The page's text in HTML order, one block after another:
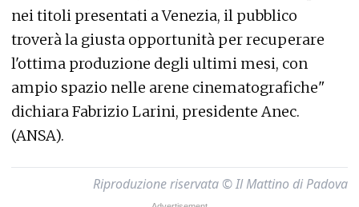
nei titoli presentati a Venezia, il pubblico
troverà la giusta opportunità per recuperare
l'ottima produzione degli ultimi mesi, con
ampio spazio nelle arene cinematografiche"
dichiara Fabrizio Larini, presidente Anec.
(ANSA).
Riproduzione riservata © Il Mattino di Padova